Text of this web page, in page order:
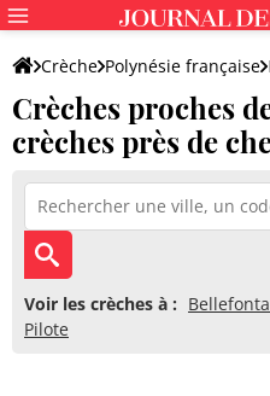
Crèche Polynésie française
Crèches proches
crèches près de
Voir les crèches à :
Pilote